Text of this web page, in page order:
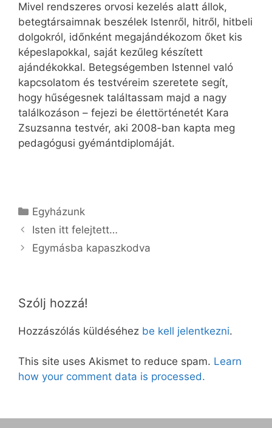
Mivel rendszeres orvosi kezelés alatt állok,
betegtársaimnak beszélek Istenről, hitről, hitbeli
dolgokról, időnként megajándékozom őket kis
képeslapokkal, saját kezűleg készített
ajándékokkal. Betegségemben Istennel való
kapcsolatom és testvéreim szeretete segít,
hogy hűségesnek találtassam majd a nagy
találkozáson – fejezi be élettörténetét Kara
Zsuzsanna testvér, aki 2008-ban kapta meg
pedagógusi gyémántdiplomáját.
Kategória
Egyházunk
Isten itt felejtett…
Egymásba kapaszkodva
Szólj hozzá!
Hozzászólás küldéséhez be kell jelentkezni.
This site uses Akismet to reduce spam. Learn
how your comment data is processed.